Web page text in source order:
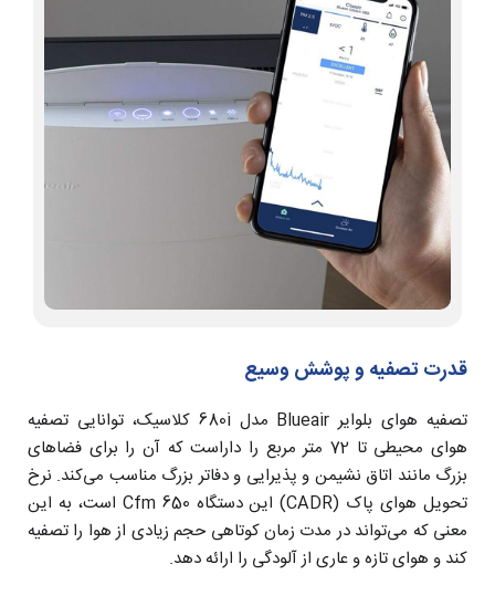
قدرت تصفیه و پوشش وسیع
تصفیه هوای بلوایر Blueair مدل 680i کلاسیک، توانایی تصفیه
هوای محیطی تا 72 متر مربع را داراست که آن را برای فضاهای
بزرگ مانند اتاق نشیمن و پذیرایی و دفاتر بزرگ مناسب می‌کند. نرخ
تحویل هوای پاک (CADR) این دستگاه 650 Cfm است، به این
معنی که می‌تواند در مدت زمان کوتاهی حجم زیادی از هوا را تصفیه
کند و هوای تازه و عاری از آلودگی را ارائه دهد.